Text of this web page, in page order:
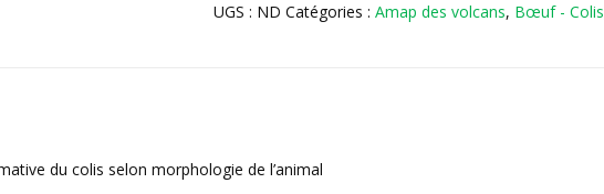
UGS : ND Catégories : Amap des volcans, Bœuf - Colis
du colis selon morphologie de l’animal